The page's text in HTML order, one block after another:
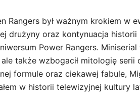
Rangers był ważnym krokiem w
drużyny oraz kontynuacja
Power Rangers.
ale także wzbogacił mitologię
formule oraz ciekawej fabule,
w historii telewizyjnej kultury